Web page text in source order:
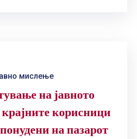
мислење
на јавното
корисници
на пазарот